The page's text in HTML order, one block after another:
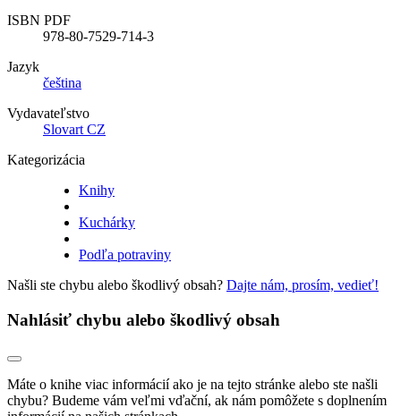
ISBN PDF
978-80-7529-714-3
Jazyk
čeština
Vydavateľstvo
Slovart CZ
Kategorizácia
Knihy
Kuchárky
Podľa potraviny
Našli ste chybu alebo škodlivý obsah? Dajte nám, prosím, vedieť!
Nahlásiť chybu alebo škodlivý obsah
Máte o knihe viac informácií ako je na tejto stránke alebo ste našli
chybu? Budeme vám veľmi vďační, ak nám pomôžete s doplnením